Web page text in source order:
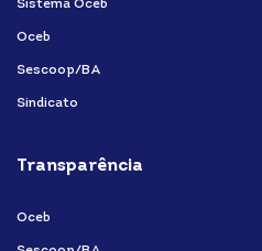
Sistema Oceb
Oceb
Sescoop/BA
Sindicato
Transparência
Oceb